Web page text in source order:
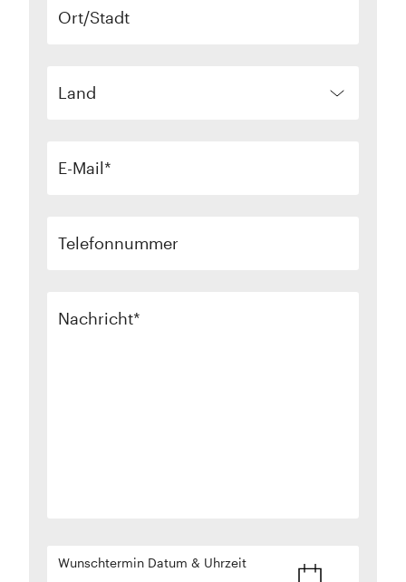
Ort/Stadt
Land
E-Mail
Telefonnummer
Nachricht
Wunschtermin Datum & Uhrzeit